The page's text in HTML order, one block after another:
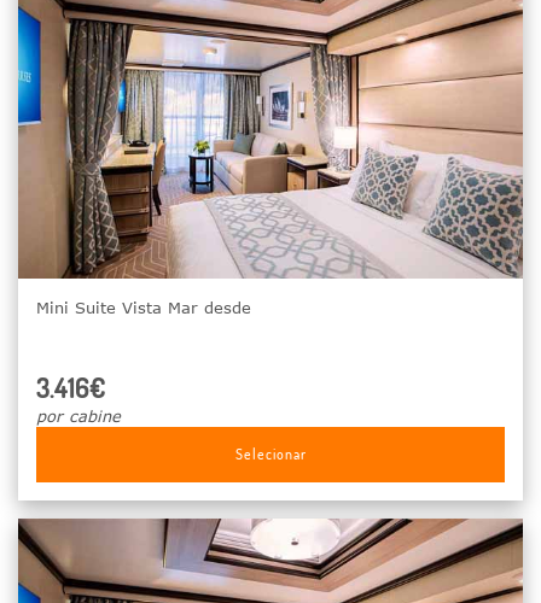
Mini Suite Vista Mar desde
3.416€
por cabine
Selecionar